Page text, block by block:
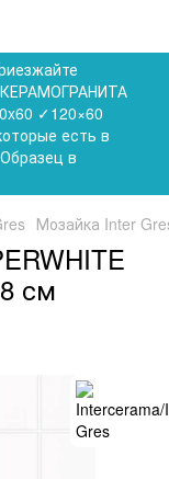
✓120×60
есть в
в
Мозайка Inter
см